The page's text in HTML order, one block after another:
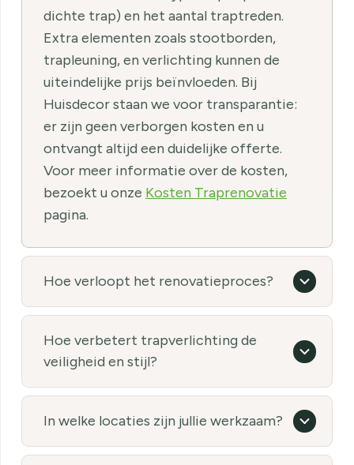
dichte trap) en het aantal traptreden.
Extra elementen zoals stootborden,
trapleuning, en verlichting kunnen de
uiteindelijke prijs beïnvloeden. Bij
Huisdecor staan we voor transparantie:
er zijn geen verborgen kosten en u
ontvangt altijd een duidelijke offerte.
Voor meer informatie over de kosten,
bezoekt u onze Kosten Traprenovatie
pagina.
Hoe verloopt het renovatieproces?
Hoe verbetert trapverlichting de
veiligheid en stijl?
In welke locaties zijn jullie werkzaam?